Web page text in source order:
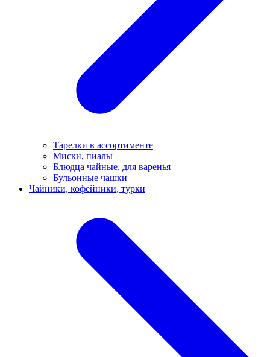
Тарелки в ассортименте
Миски, пиалы
Блюдца чайные, для варенья
Бульонные чашки
Чайники, кофейники, турки